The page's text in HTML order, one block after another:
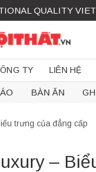
QUALITY
TY
LIÊN HỆ
BÀN ĂN
trưng của đẳng cấp
–